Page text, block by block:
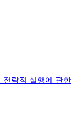
전략적 실행에 관한